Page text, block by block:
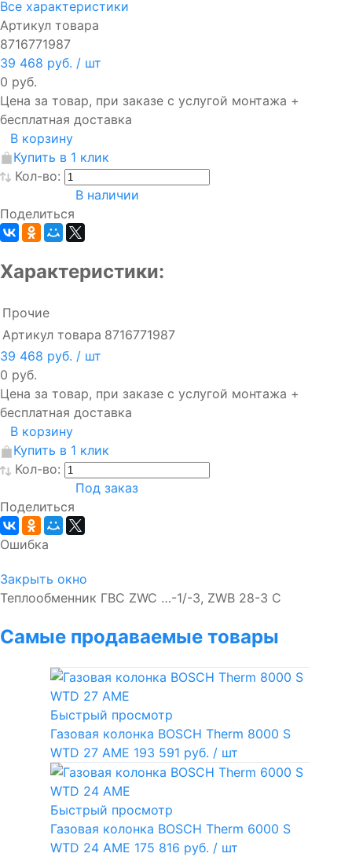
Все характеристики
Артикул товара
8716771987
39 468 руб. / шт
0 руб.
Цена за товар, при заказе с услугой монтажа +
бесплатная доставка
В корзину
Купить в 1 клик
Кол-во:
В наличии
Поделиться
Характеристики:
Прочие
Артикул товара 8716771987
39 468 руб. / шт
0 руб.
Цена за товар, при заказе с услугой монтажа +
бесплатная доставка
В корзину
Купить в 1 клик
Кол-во:
Под заказ
Поделиться
Ошибка
Закрыть окно
Теплообменник ГВС ZWC …-1/-3, ZWB 28-3 C
Самые продаваемые товары
Быстрый просмотр
Газовая колонка BOSCH Therm 8000 S
WTD 27 AME 193 591 руб. / шт
Быстрый просмотр
Газовая колонка BOSCH Therm 6000 S
WTD 24 AME 175 816 руб. / шт